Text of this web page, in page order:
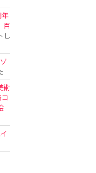
年
百
し
術